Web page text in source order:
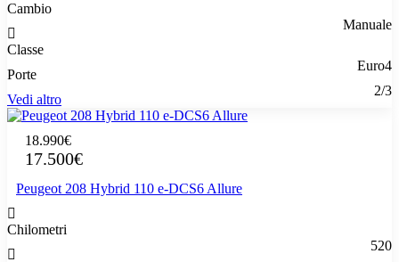
Cambio
Manuale
Classe
Euro4
Porte
2/3
Vedi altro
18.990€
17.500€
Peugeot 208 Hybrid 110 e-DCS6 Allure
Chilometri
520